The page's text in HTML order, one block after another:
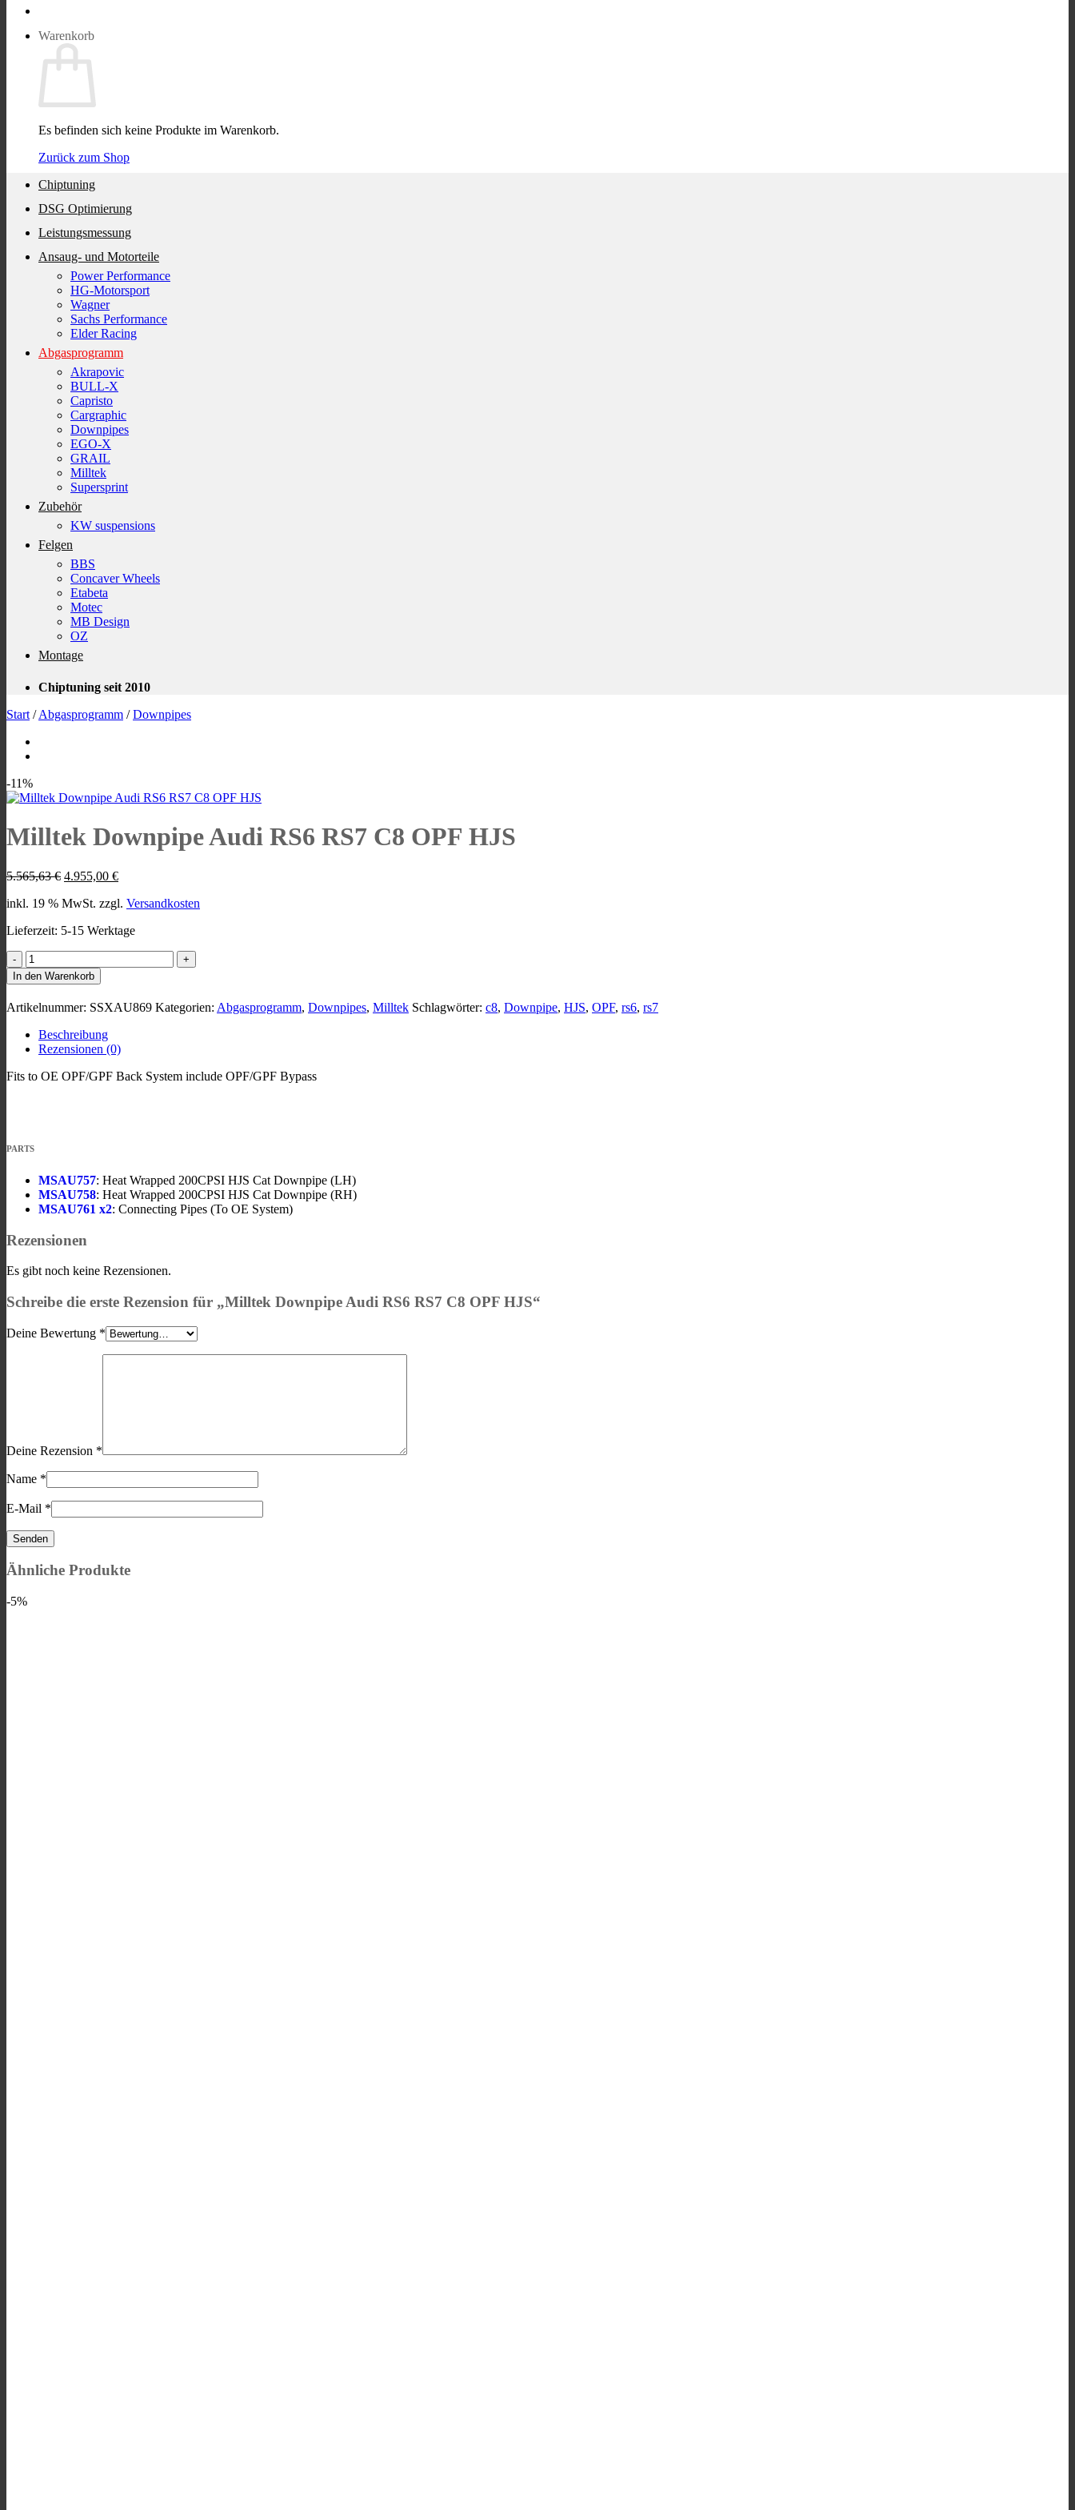
Warenkorb
Es befinden sich keine Produkte im Warenkorb.
Zurück zum Shop
Chiptuning
DSG Optimierung
Leistungsmessung
Ansaug- und Motorteile
Power Performance
HG-Motorsport
Wagner
Sachs Performance
Elder Racing
Abgasprogramm
Akrapovic
BULL-X
Capristo
Cargraphic
Downpipes
EGO-X
GRAIL
Milltek
Supersprint
Zubehör
KW suspensions
Felgen
BBS
Concaver Wheels
Etabeta
Motec
MB Design
OZ
Montage
Chiptuning seit 2010
Start / Abgasprogramm / Downpipes
-11%
Milltek Downpipe Audi RS6 RS7 C8 OPF HJS
5.565,63€ Ursprünglicher
war:
4.955,00 €Aktueller
ist:
inkl. 19 % MwSt. zzgl. Versandkosten
Lieferzeit: 5-15 Werktage
Milltek
Downpipe
Audi
RS6
RS7
C8
OPF
HJS
Menge
In den Warenkorb
Artikelnummer: SSXAU869 Kategorien: Abgasprogramm, Downpipes, Milltek Schlagwörter: c8, Downpipe, HJS, OPF, rs6, rs7
Beschreibung
Rezensionen (0)
Fits to OE OPF/GPF Back System include OPF/GPF Bypass
PARTS
MSAU757: Heat Wrapped 200CPSI HJS Cat Downpipe (LH)
MSAU758: Heat Wrapped 200CPSI HJS Cat Downpipe (RH)
MSAU761 x2: Connecting Pipes (To OE System)
Rezensionen
Es gibt noch keine Rezensionen.
Schreibe die erste Rezension für „Milltek Downpipe Audi RS6 RS7 C8 OPF HJS“
Deine Bewertung *
Deine Rezension *
Name *
E-Mail *
Ähnliche Produkte
-5%